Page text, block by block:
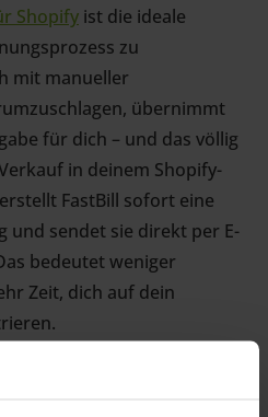
Shopify ist die ideale
zu
mit manueller
übernimmt
für dich – und das völlig
in deinem Shopify-
FastBill sofort eine
und sendet sie direkt per E-
bedeutet weniger
Zeit, dich auf dein